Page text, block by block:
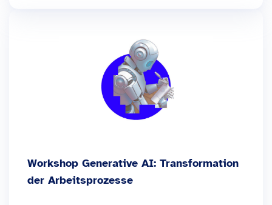
Workshop Generative AI: Transformation
der Arbeitsprozesse